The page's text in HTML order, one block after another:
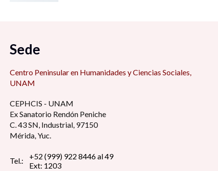
Sede
Centro Peninsular en Humanidades y Ciencias Sociales,
UNAM
CEPHCIS - UNAM
Ex Sanatorio Rendón Peniche
C. 43 SN, Industrial, 97150
Mérida, Yuc.
Tel.:
+52 (999) 922 8446 al 49
Ext: 1203